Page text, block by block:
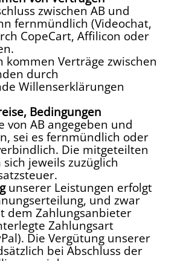
zwischen AB und
fernmündlich (Videochat,
CopeCart, Affilicon oder
kommen Verträge zwischen
durch
Willenserklärungen
Bedingungen
von AB angegeben und
sei es fernmündlich oder
Die mitgeteilten
jeweils zuzüglich
unserer Leistungen erfolgt
und zwar
dem Zahlungsanbieter
Zahlungsart
Die Vergütung unserer
bei Abschluss der